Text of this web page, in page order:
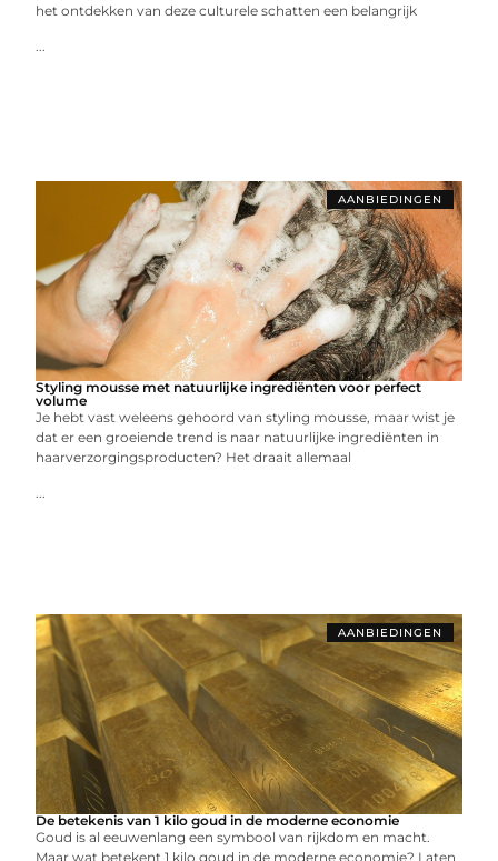
het ontdekken van deze culturele schatten een belangrijk
...
AANBIEDINGEN
Styling mousse met natuurlijke ingrediënten voor perfect
volume
Je hebt vast weleens gehoord van styling mousse, maar wist je
dat er een groeiende trend is naar natuurlijke ingrediënten in
haarverzorgingsproducten? Het draait allemaal
...
AANBIEDINGEN
De betekenis van 1 kilo goud in de moderne economie
Goud is al eeuwenlang een symbool van rijkdom en macht.
Maar wat betekent 1 kilo goud in de moderne economie? Laten